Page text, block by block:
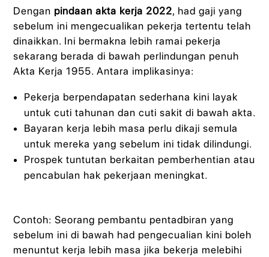
Dengan pindaan akta kerja 2022, had gaji yang
sebelum ini mengecualikan pekerja tertentu telah
dinaikkan. Ini bermakna lebih ramai pekerja
sekarang berada di bawah perlindungan penuh
Akta Kerja 1955. Antara implikasinya:
Pekerja berpendapatan sederhana kini layak
untuk cuti tahunan dan cuti sakit di bawah akta.
Bayaran kerja lebih masa perlu dikaji semula
untuk mereka yang sebelum ini tidak dilindungi.
Prospek tuntutan berkaitan pemberhentian atau
pencabulan hak pekerjaan meningkat.
Contoh: Seorang pembantu pentadbiran yang
sebelum ini di bawah had pengecualian kini boleh
menuntut kerja lebih masa jika bekerja melebihi